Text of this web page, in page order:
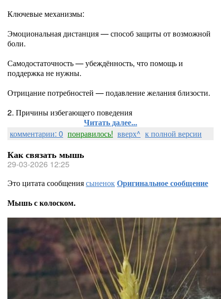
Ключевые механизмы:
Эмоциональная дистанция — способ защиты от возможной
боли.
Самодостаточность — убеждённость, что помощь и
поддержка не нужны.
Отрицание потребностей — подавление желания близости.
2. Причины избегающего поведения
Читать далее...
комментарии: 0 понравилось! вверх^ к полной версии
Как связать мышь
29-03-2026 12:25
Это цитата сообщениясыненокОригинальное сообщение
Мышь с колоском.